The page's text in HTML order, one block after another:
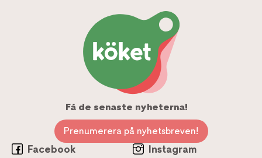
Få de senaste nyheterna!
Prenumerera på nyhetsbreven!
Facebook
Instagram